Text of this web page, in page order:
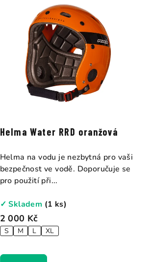
Helma Water RRD oranžová
2 000 Kč
S M L XL
✓ Skladem (1 ks)
Helma na vodu je nezbytná pro vaši
bezpečnost ve vodě. Doporučuje se
pro použití při...